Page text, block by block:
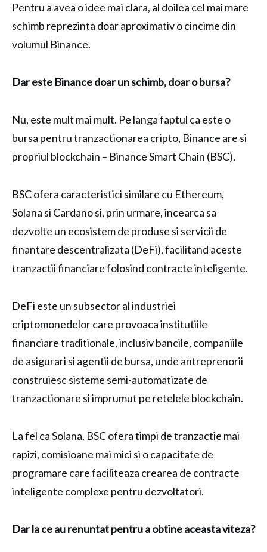
Pentru a avea o idee mai clara, al doilea cel mai mare
schimb reprezinta doar aproximativ o cincime din
volumul Binance.
Dar este Binance doar un schimb, doar o bursa?
Nu, este mult mai mult. Pe langa faptul ca este o
bursa pentru tranzactionarea cripto, Binance are si
propriul blockchain – Binance Smart Chain (BSC).
BSC ofera caracteristici similare cu Ethereum,
Solana si Cardano si, prin urmare, incearca sa
dezvolte un ecosistem de produse si servicii de
finantare descentralizata (DeFi), facilitand aceste
tranzactii financiare folosind contracte inteligente.
DeFi este un subsector al industriei
criptomonedelor care provoaca institutiile
financiare traditionale, inclusiv bancile, companiile
de asigurari si agentii de bursa, unde antreprenorii
construiesc sisteme semi-automatizate de
tranzactionare si imprumut pe retelele blockchain.
La fel ca Solana, BSC ofera timpi de tranzactie mai
rapizi, comisioane mai mici si o capacitate de
programare care faciliteaza crearea de contracte
inteligente complexe pentru dezvoltatori.
Dar la ce au renuntat pentru a obtine aceasta viteza?